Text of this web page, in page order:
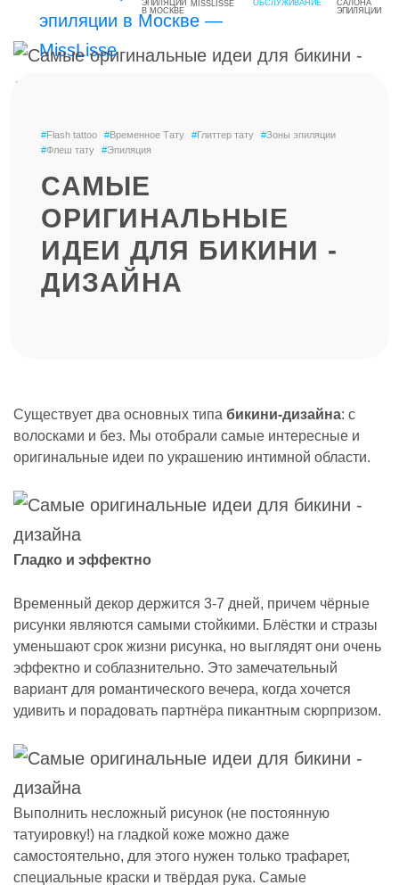
MISSLISSE
#Flash tattoo #Временное Тату #Глиттер тату #Зоны эпиляции
#Флеш тату #Эпиляция
САМЫЕ
ОРИГИНАЛЬНЫЕ
ИДЕИ ДЛЯ БИКИНИ -
ДИЗАЙНА
Существует два основных типа бикини-дизайна: с
волосками и без. Мы отобрали самые интересные и
оригинальные идеи по украшению интимной области.
Гладко и эффектно
Временный декор держится 3-7 дней, причем чёрные
рисунки являются самыми стойкими. Блёстки и стразы
уменьшают срок жизни рисунка, но выглядят они очень
эффектно и соблазнительно. Это замечательный
вариант для романтического вечера, когда хочется
удивить и порадовать партнёра пикантным сюрпризом.
Выполнить несложный рисунок (не постоянную
татуировку!) на гладкой коже можно даже
самостоятельно, для этого нужен только трафарет,
специальные краски и твёрдая рука. Самые